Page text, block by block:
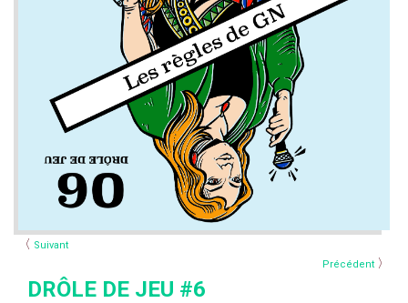
〈 Suivant
Précédent 〉
DRÔLE DE JEU #6